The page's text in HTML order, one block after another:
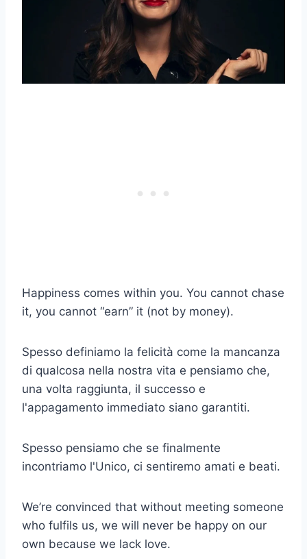
Happiness comes within you. You cannot chase
it, you cannot “earn” it (not by money).
Spesso definiamo la felicità come la mancanza
di qualcosa nella nostra vita e pensiamo che,
una volta raggiunta, il successo e
l'appagamento immediato siano garantiti.
Spesso pensiamo che se finalmente
incontriamo l'Unico, ci sentiremo amati e beati.
We’re convinced that without meeting someone
who fulfils us, we will never be happy on our
own because we lack love.